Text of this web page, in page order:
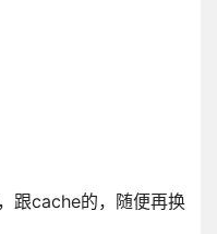
跟cache的，随便再换